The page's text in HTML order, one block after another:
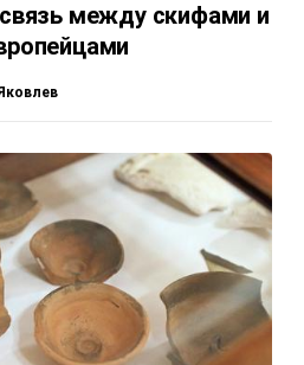
между скифами и